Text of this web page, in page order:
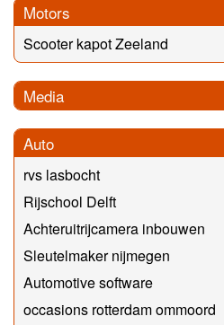
Motors
Scooter kapot Zeeland
Media
Auto
rvs lasbocht
Rijschool Delft
Achteruitrijcamera inbouwen
Sleutelmaker nijmegen
Automotive software
occasions rotterdam ommoord